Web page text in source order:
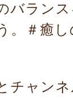
バラン
。＃癒
チャン